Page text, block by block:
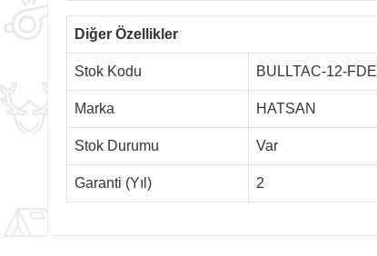
Diğer Özellikler
Stok Kodu BULLTAC-12-FDE
Marka HATSAN
Stok Durumu Var
Garanti (Yıl) 2